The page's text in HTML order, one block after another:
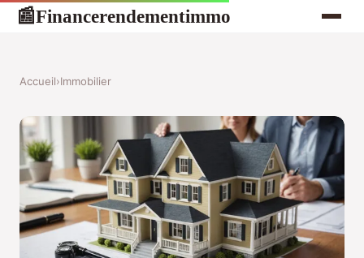
📰Financerendementimmo
Accueil›Immobilier